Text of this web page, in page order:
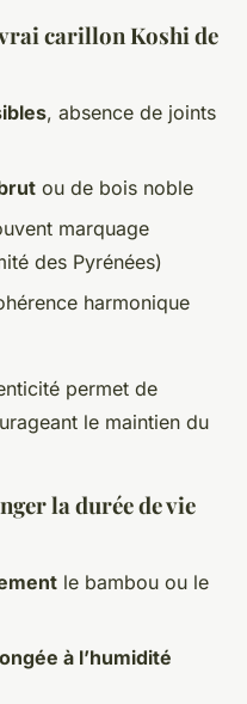
carillon Koshi de
, absence de joints
ou de bois noble
marquage
des Pyrénées)
harmonique
permet de
le maintien du
la durée de vie
le bambou ou le
à l’humidité